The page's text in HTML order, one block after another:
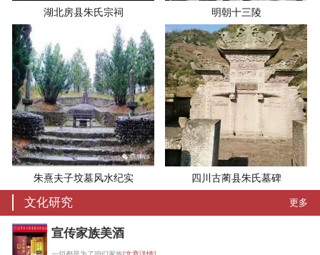
湖北房县朱氏宗祠 明朝十三陵
朱熹夫子坟墓风水纪实 四川古蔺县朱氏墓碑
文化研究 更多
宣传家族美酒